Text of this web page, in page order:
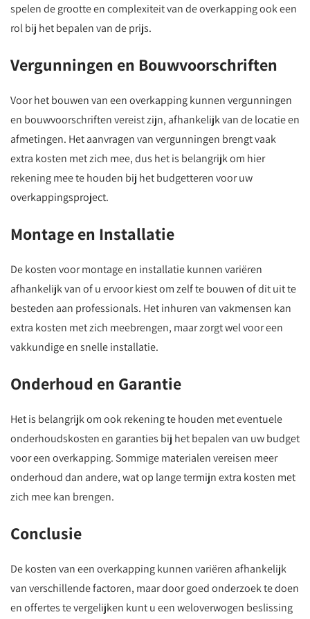
spelen de grootte en complexiteit van de overkapping ook een
rol bij het bepalen van de prijs.
Vergunningen en Bouwvoorschriften
Voor het bouwen van een overkapping kunnen vergunningen
en bouwvoorschriften vereist zijn, afhankelijk van de locatie en
afmetingen. Het aanvragen van vergunningen brengt vaak
extra kosten met zich mee, dus het is belangrijk om hier
rekening mee te houden bij het budgetteren voor uw
overkappingsproject.
Montage en Installatie
De kosten voor montage en installatie kunnen variëren
afhankelijk van of u ervoor kiest om zelf te bouwen of dit uit te
besteden aan professionals. Het inhuren van vakmensen kan
extra kosten met zich meebrengen, maar zorgt wel voor een
vakkundige en snelle installatie.
Onderhoud en Garantie
Het is belangrijk om ook rekening te houden met eventuele
onderhoudskosten en garanties bij het bepalen van uw budget
voor een overkapping. Sommige materialen vereisen meer
onderhoud dan andere, wat op lange termijn extra kosten met
zich mee kan brengen.
Conclusie
De kosten van een overkapping kunnen variëren afhankelijk
van verschillende factoren, maar door goed onderzoek te doen
en offertes te vergelijken kunt u een weloverwogen beslissing